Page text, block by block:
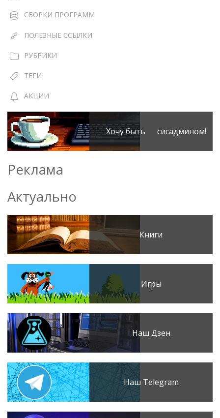
СБОРКИ ПРОГРАММ
ПОЛЕЗНЫЕ ССЫЛКИ
РУБРИКИ
ТЕГИ
АКЦИИ
Хочу быть сисадмином!
Реклама
Актуально
Книги
Игры
Наш Дзен
Наш Telegram